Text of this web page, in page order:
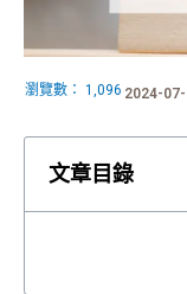
瀏覽數： 1,096 2024-07-
文章目錄